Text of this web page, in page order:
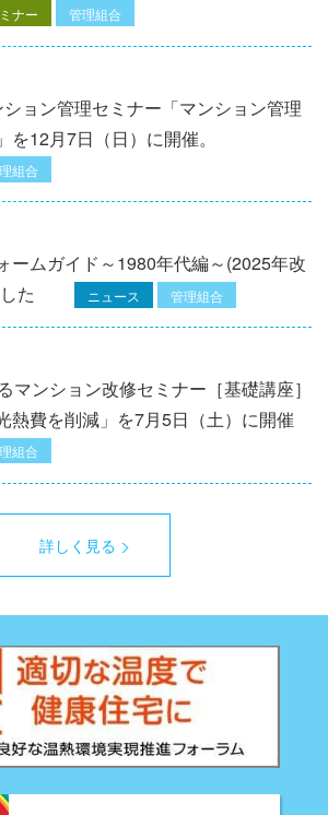
ナー 管理組合
ョン管理セミナー「マンション管理
12⽉7⽇（⽇）に開催。
組合
ームガイド～1980年代編～(2025年改
た
ニュース 管理組合
マンション改修セミナー［基礎講座］
熱費を削減」を7月5日（土）に開催
組合
詳しく見る